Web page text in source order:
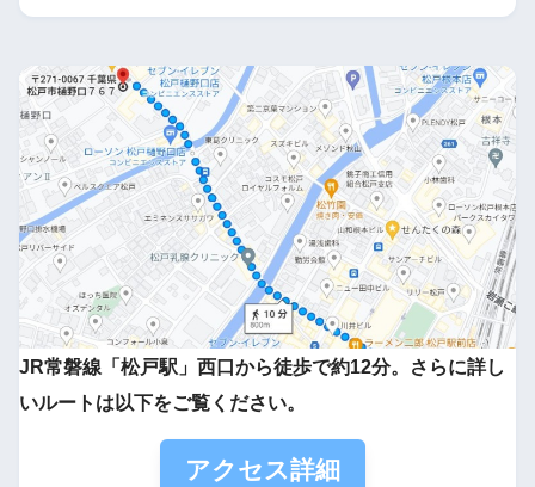
JR常磐線「松戸駅」西口から徒歩で約12分。さらに詳し
いルートは以下をご覧ください。
アクセス詳細